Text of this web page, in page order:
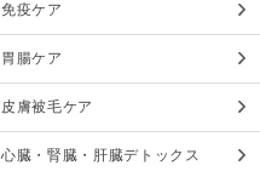
免疫ケア
胃腸ケア
皮膚被毛ケア
心臓・腎臓・肝臓デトックス